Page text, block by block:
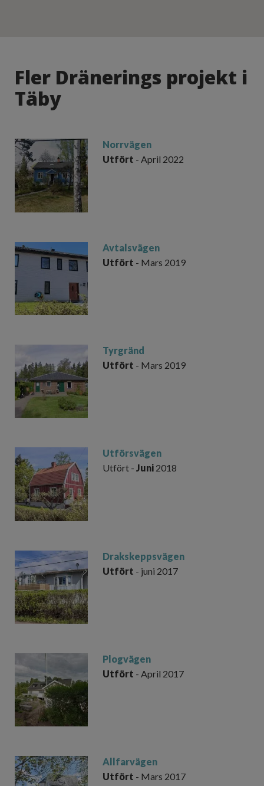
Fler Dränerings projekt i
Täby
Norrvägen
Utfört - April 2022
Avtalsvägen
Utfört - Mars 2019
Tyrgränd
Utfört - Mars 2019
Utförsvägen
Utfört -Juni 2018
Drakskeppsvägen
Utfört - juni 2017
Plogvägen
Utfört - April 2017
Allfarvägen
Utfört - Mars 2017